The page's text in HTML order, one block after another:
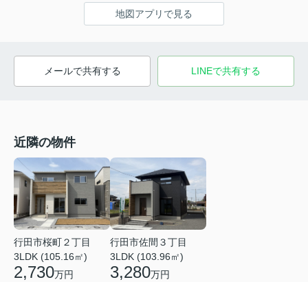
地図アプリで見る
メールで共有する LINEで共有する
近隣の物件
行田市桜町２丁目
3LDK (105.16㎡)
2,730万円
行田市佐間３丁目
3LDK (103.96㎡)
3,280万円